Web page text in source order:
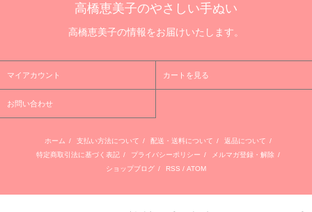
高橋恵美子のやさしい手ぬい
高橋恵美子の情報をお届けいたします。
マイアカウント カートを見る
お問い合わせ
ホーム / 支払い方法について / 配送・送料について / 返品について /
特定商取引法に基づく表記 / プライバシーポリシー / メルマガ登録・解除 /
ショップブログ / RSS / ATOM